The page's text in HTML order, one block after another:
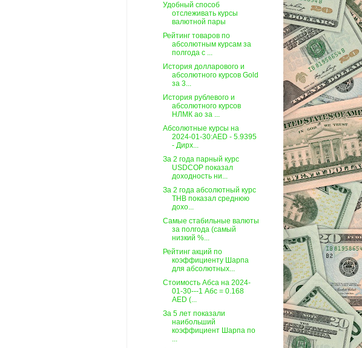
Удобный способ
отслеживать курсы
валютной пары
Рейтинг товаров по
абсолютным курсам за
полгода c ...
История долларового и
абсолютного курсов Gold
за 3...
История рублевого и
абсолютного курсов
НЛМК ао за ...
Абсолютные курсы на
2024-01-30:AED - 5.9395
- Дирх...
За 2 года парный курс
USDCOP показал
доходность ни...
За 2 года абсолютный курс
THB показал среднюю
дохо...
Самые стабильные валюты
за полгода (самый
низкий %...
Рейтинг акций по
коэффициенту Шарпа
для абсолютных...
Стоимость Абса на 2024-
01-30---1 Абс = 0.168
AED (...
За 5 лет показали
наибольший
коэффициент Шарпа по
...